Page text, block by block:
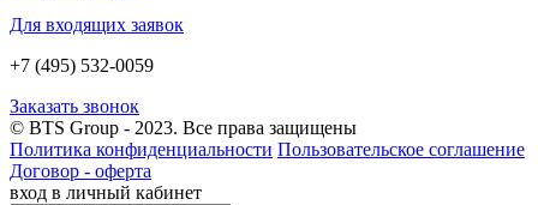
Для входящих заявок
+7 (495) 532-0059
Заказать звонок
© BTS Group - 2023. Все права защищены
Политика конфиденциальности Пользовательское соглашение
Договор - оферта
вход в личный кабинет